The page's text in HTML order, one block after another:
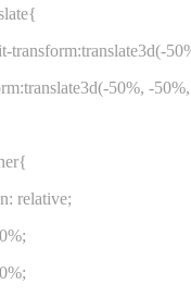
transform:translate3d(-
50%, -
relative;